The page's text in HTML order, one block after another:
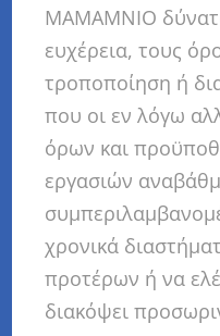
MAMAMNIO
ευχέρεια, τους
τροποποίηση ή
που οι εν λόγω
όρων και
εργασιών
χρονικά
προτέρων ή να
διακόψει